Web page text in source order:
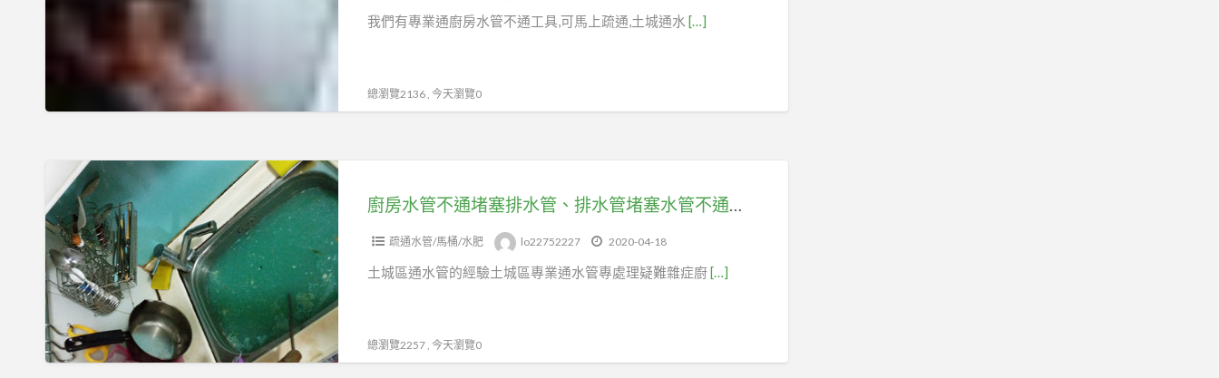
城
管
通
水
管
不
通
水
管
包
通
我們有專業通廚房水管不通工具,可馬上疏通,土城通水 […]
總瀏覽2136 , 今天瀏覽0
房
水
管
不
通
堵
塞
排
廚房水管不通堵塞排水管、排水管堵塞水管不通嗎土城通水管
疏通水管/馬桶/水肥 lo22752227 2020-04-18
土城區通水管的經驗土城區專業通水管專處理疑難雜症廚[…]
總瀏覽2257 , 今天瀏覽0